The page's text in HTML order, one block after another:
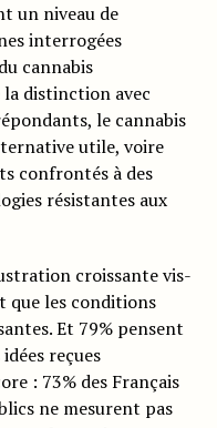
un niveau de
interrogées
cannabis
distinction avec
le cannabis
utile, voire
confrontés à des
résistantes aux
croissante vis-
que les conditions
Et 79% pensent
reçues
: 73% des Français
ne mesurent pas